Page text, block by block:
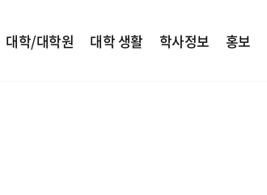
대학/대학원 대학 생활 학사정보 홍보